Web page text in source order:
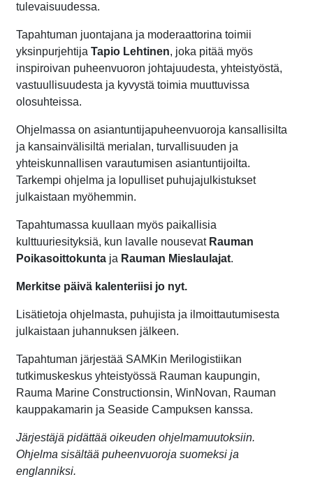
tulevaisuudessa.
Tapahtuman juontajana ja moderaattorina toimii
yksinpurjehtija Tapio Lehtinen, joka pitää myös
inspiroivan puheenvuoron johtajuudesta, yhteistyöstä,
vastuullisuudesta ja kyvystä toimia muuttuvissa
olosuhteissa.
Ohjelmassa on asiantuntijapuheenvuoroja kansallisilta
ja kansainvälisiltä merialan, turvallisuuden ja
yhteiskunnallisen varautumisen asiantuntijoilta.
Tarkempi ohjelma ja lopulliset puhujajulkistukset
julkaistaan myöhemmin.
Tapahtumassa kuullaan myös paikallisia
kulttuuriesityksiä, kun lavalle nousevat Rauman
Poikasoittokunta ja Rauman Mieslaulajat.
Merkitse päivä kalenteriisi jo nyt.
Lisätietoja ohjelmasta, puhujista ja ilmoittautumisesta
julkaistaan juhannuksen jälkeen.
Tapahtuman järjestää SAMKin Merilogistiikan
tutkimuskeskus yhteistyössä Rauman kaupungin,
Rauma Marine Constructionsin, WinNovan, Rauman
kauppakamarin ja Seaside Campuksen kanssa.
Järjestäjä pidättää oikeuden ohjelmamuutoksiin.
Ohjelma sisältää puheenvuoroja suomeksi ja
englanniksi.